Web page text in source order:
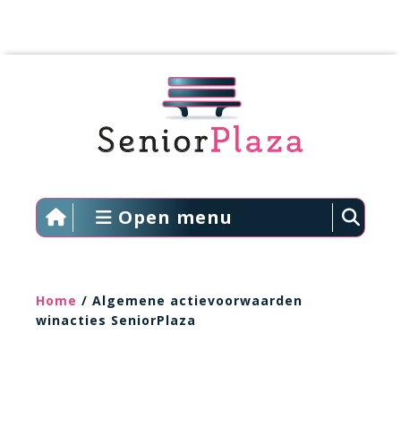
Open menu
Home / Algemene actievoorwaarden
winacties SeniorPlaza